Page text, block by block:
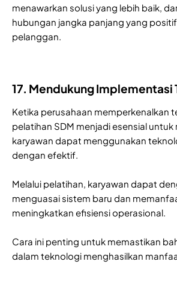
menawarkan solusi yang lebih baik,
hubungan jangka panjang yang
pelanggan.
17. Mendukung Implementasi
Ketika perusahaan memperkenalkan
pelatihan SDM menjadi esensial
karyawan dapat menggunakan
dengan efektif.
Melalui pelatihan, karyawan dapat
menguasai sistem baru dan
meningkatkan efisiensi operasional.
Cara ini penting untuk memastikan
dalam teknologi menghasilkan